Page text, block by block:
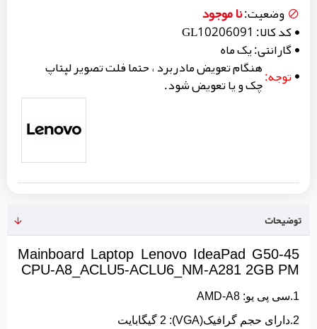
وضعیت:نا موجود
کد کالا: GL10206091
گارانتی:یک ماه
توجه:هنگام تعویض مادربرد ، حتما فلت تصویر لپتاپ
چک و یا تعویض شود.
توضیحات
Mainboard Laptop Lenovo IdeaPad G50-45
CPU-A8_ACLU5-ACLU6_NM-A281 2GB PM
1.سی پی یو: AMD-A8
2.دارای حجم گرافیک(VGA): 2 گیگابایت